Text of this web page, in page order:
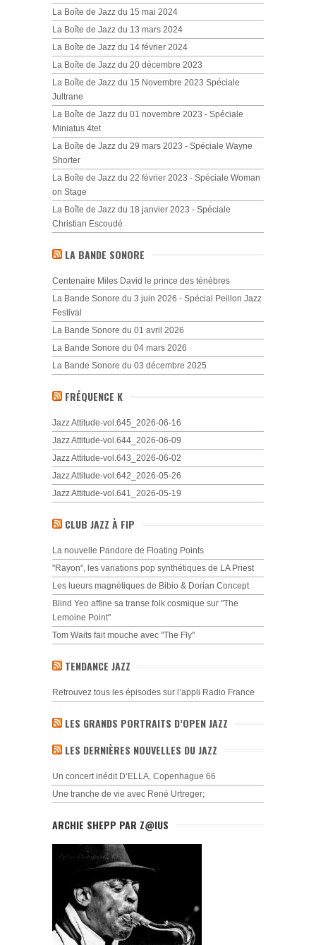
La Boîte de Jazz du 15 mai 2024
La Boîte de Jazz du 13 mars 2024
La Boîte de Jazz du 14 février 2024
La Boîte de Jazz du 20 décembre 2023
La Boîte de Jazz du 15 Novembre 2023 Spéciale
Jultrane
La Boîte de Jazz du 01 novembre 2023 - Spéciale
Miniatus 4tet
La Boîte de Jazz du 29 mars 2023 - Spéciale Wayne
Shorter
La Boîte de Jazz du 22 février 2023 - Spéciale Woman
on Stage
La Boîte de Jazz du 18 janvier 2023 - Spéciale
Christian Escoudé
LA BANDE SONORE
Centenaire Miles David le prince des ténèbres
La Bande Sonore du 3 juin 2026 - Spécial Peillon Jazz
Festival
La Bande Sonore du 01 avril 2026
La Bande Sonore du 04 mars 2026
La Bande Sonore du 03 décembre 2025
FRÉQUENCE K
Jazz Attitude-vol.645_2026-06-16
Jazz Attitude-vol.644_2026-06-09
Jazz Attitude-vol.643_2026-06-02
Jazz Attitude-vol.642_2026-05-26
Jazz Attitude-vol.641_2026-05-19
CLUB JAZZ À FIP
La nouvelle Pandore de Floating Points
"Rayon", les variations pop synthétiques de LA Priest
Les lueurs magnétiques de Bibio & Dorian Concept
Blind Yeo affine sa transe folk cosmique sur "The
Lemoine Point"
Tom Waits fait mouche avec "The Fly"
TENDANCE JAZZ
Retrouvez tous les épisodes sur l’appli Radio France
LES GRANDS PORTRAITS D’OPEN JAZZ
LES DERNIÈRES NOUVELLES DU JAZZ
Un concert inédit D’ELLA, Copenhague 66
Une tranche de vie avec René Urtreger;
ARCHIE SHEPP PAR Z@IUS